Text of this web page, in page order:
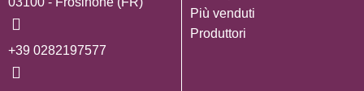
+39 0282197577
Più venduti
Produttori